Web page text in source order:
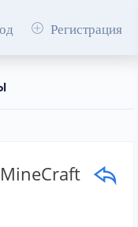
Регистрация